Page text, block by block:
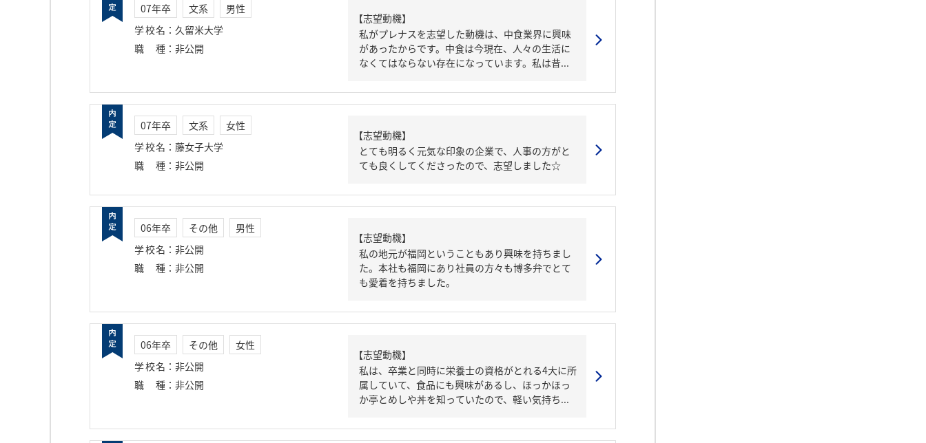
07年卒 文系
男性
学校名 ： 久留米大学
職種 ： 非公開
【志望動機】
私がプレナスを志望した動機は、中食業界に興味
があったからです。中食は今現在、人々の生活に
なくてはならない存在になっています。私は昔...
07年卒 文系
女性
学校名 ： 藤女子大学
職種 ： 非公開
【志望動機】
とても明るく元気な印象の企業で、人事の方がと
ても良くしてくださったので、志望しました☆
06年卒 その他
男性
学校名 ： 非公開
職種 ： 非公開
【志望動機】
私の地元が福岡ということもあり興味を持ちまし
た。本社も福岡にあり社員の方々も博多弁でとて
も愛着を持ちました。
06年卒 その他
女性
学校名 ： 非公開
職種 ： 非公開
【志望動機】
私は、卒業と同時に栄養士の資格がとれる4大に所
属していて、食品にも興味があるし、ほっかほっ
か亭とめしや丼を知っていたので、軽い気持ち...